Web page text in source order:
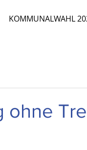
KOMMUNALWAHL
ohne